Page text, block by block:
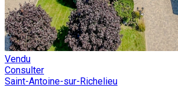
Vendu
Consulter
Saint-Antoine-sur-Richelieu